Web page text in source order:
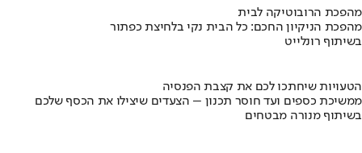
מהפכת הרובוטיקה לבית
מהפכת הניקיון החכם: כל הבית נקי בלחיצת כפתור
בשיתוף רונלייט
הטעויות שיחתכו לכם את קצבת הפנסיה
ממשיכת כספים ועד חוסר תכנון – הצעדים שיצילו את הכסף שלכם
בשיתוף מנורה מבטחים